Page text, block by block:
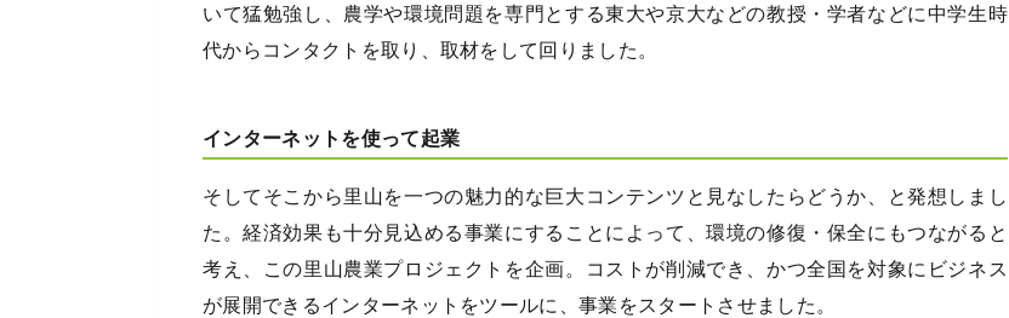
いて猛勉強し、農学や環境問題を専門とする東大や京大などの教授・学者などに中学生時
代からコンタクトを取り、取材をして回りました。
インターネットを使って起業
そしてそこから里山を一つの魅力的な巨大コンテンツと見なしたらどうか、と発想しまし
た。経済効果も十分見込める事業にすることによって、環境の修復・保全にもつながると
考え、この里山農業プロジェクトを企画。コストが削減でき、かつ全国を対象にビジネス
が展開できるインターネットをツールに、事業をスタートさせました。